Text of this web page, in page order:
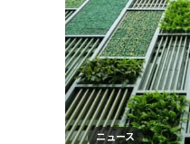
ニュース